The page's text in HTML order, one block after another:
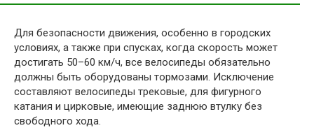
Для безопасности движения, особенно в городских
условиях, а также при спусках, когда скорость может
достигать 50–60 км/ч, все велосипеды обязательно
должны быть оборудованы тормозами. Исключение
составляют велосипеды трековые, для фигурного
катания и цирковые, имеющие заднюю втулку без
свободного хода.